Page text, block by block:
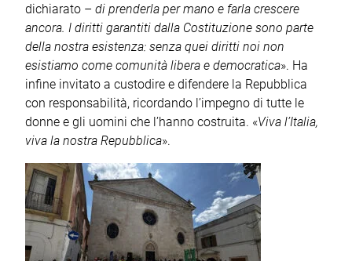
dichiarato – di prenderla per mano e farla crescere
ancora. I diritti garantiti dalla Costituzione sono parte
della nostra esistenza: senza quei diritti noi non
esistiamo come comunità libera e democratica». Ha
infine invitato a custodire e difendere la Repubblica
con responsabilità, ricordando l’impegno di tutte le
donne e gli uomini che l’hanno costruita. «Viva l’Italia,
viva la nostra Repubblica».